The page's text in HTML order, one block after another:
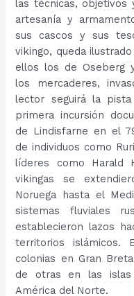
las técnicas, objetivos
artesanía y
sus cascos y sus
vikingo, queda
ellos los de Oseberg
los mercaderes,
lector seguirá la
primera incursión
de Lindisfarne en el
de individuos como
líderes como Harald
vikingas se
Noruega hasta el
sistemas fluviales
establecieron lazos
territorios islámicos.
colonias en Gran
de otras en las islas
América del Norte.